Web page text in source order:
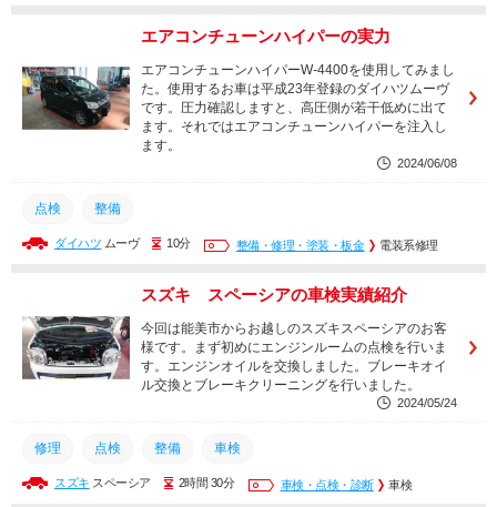
エアコンチューンハイパーの実力
エアコンチューンハイパーW-4400を使用してみまし
た。使用するお車は平成23年登録のダイハツムーヴ
です。圧力確認しますと、高圧側が若干低めに出て
ます。それではエアコンチューンハイパーを注入し
ます。
2024/06/08
点検 整備
ダイハツ ムーヴ 10分 整備・修理・塗装・板金 電装系修理
スズキ スペーシアの車検実績紹介
今回は能美市からお越しのスズキスペーシアのお客
様です。まず初めにエンジンルームの点検を行いま
す。エンジンオイルを交換しました。ブレーキオイ
ル交換とブレーキクリーニングを行いました。
2024/05/24
修理 点検 整備 車検
スズキ スペーシア 2時間 30分 車検・点検・診断 車検